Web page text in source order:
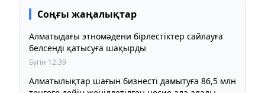
Соңғы жаңалықтар
Алматыдағы этномәдени бірлестіктер сайлауға
белсенді қатысуға шақырды
Бүгін 12:39
Алматылықтар шағын бизнесті дамытуға 86,5 млн